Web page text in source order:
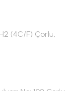
(4C/F) Çorlu,